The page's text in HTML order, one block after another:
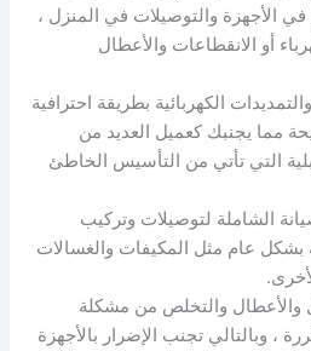
الأجهزة والتوصيلات في المنزل ،
أو الانقطاعات والأعطال
الكهربائية بطريقة احترافية
مما يجنبك كعميل العديد من
التي تأتي من التأسيس الخاطئ
الشاملة لتوصيلات وتركيب
بشكل عام مثل المكيفات والغسالات
والأعطال والتخلص من مشكلة
، وبالتالي تجنب الإضرار بالأجهزة